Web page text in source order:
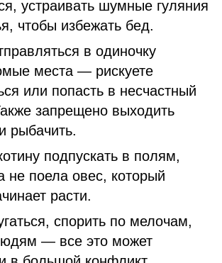
устраивать шумные гуляния
чтобы избежать бед.
в одиночку
места — рискуете
или попасть в несчастный
запрещено выходить
рыбачить.
подпускать в полям,
не поела овес, который
расти.
спорить по мелочам,
— все это может